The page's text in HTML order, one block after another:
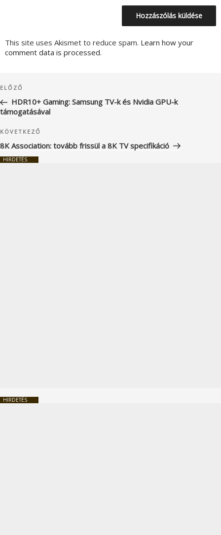
This site uses Akismet to reduce spam. Learn how your
comment data is processed.
navigáció
Korábbi
bejegyzés
ELŐZŐ
HDR10+ Gaming: Samsung TV-k és Nvidia GPU-k
támogatásával
Következő
bejegyzés
KÖVETKEZŐ
8K Association: tovább frissül a 8K TV specifikáció
HIRDETÉS
HIRDETÉS